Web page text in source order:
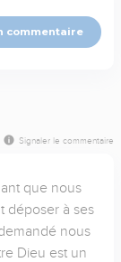
commentaire
Signaler le commentaire
que nous
déposer à ses
nous
Dieu est un